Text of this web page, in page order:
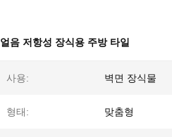
얼음 저항성 장식용 주방 타일
사용: 벽면 장식물
형태: 맞춤형